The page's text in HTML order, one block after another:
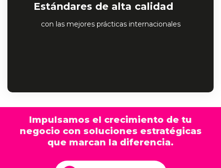
Estándares de alta calidad
con las mejores prácticas internacionales
Impulsamos el crecimiento de tu
negocio con soluciones estratégicas
que marcan la diferencia.